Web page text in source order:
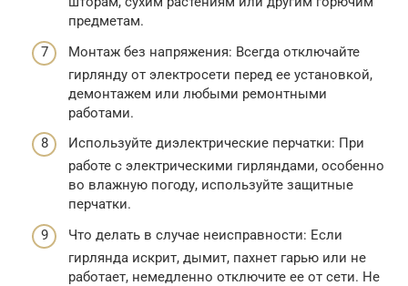
предметам.
Монтаж без напряжения: Всегда отключайте
гирлянду от электросети перед ее установкой,
демонтажем или любыми ремонтными
работами.
Используйте диэлектрические перчатки: При
работе с электрическими гирляндами, особенно
во влажную погоду, используйте защитные
перчатки.
Что делать в случае неисправности: Если
гирлянда искрит, дымит, пахнет гарью или не
работает, немедленно отключите ее от сети. Не